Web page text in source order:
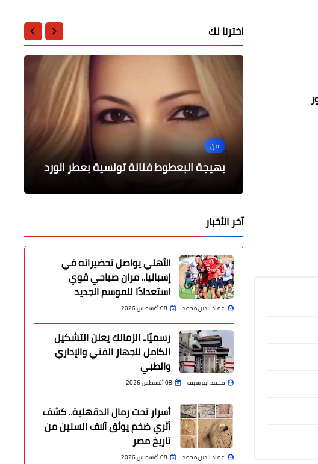
اخترنا لك
فن
بهيجة البعطوط فنانة تونسية بعطر الورد
الثقافة
عمود مزرا مابين رعب الأسطورة وإنفراد
البناء
أدب وشعر
بالفيديو قصيدة : عاهدت إليكِ يومًا بقلبي
المرأة والطفل
المهندسة بثينة أبو زيد تهنئ كل أم
مصرية بعيد الأم
تكنولوجيا
تكريم الدكتورة هاجر الجزار بالمؤتمر
الدولي لتحسين عمليات التحكيم التجاري
آخر الأخبار
الأهلي يواصل تحضيراته في
إسبانيا.. مران صباحي قوي
استعدادًا للموسم الجديد
عماد الدين محمد 08 أغسطس 2026
رسميًا.. الزمالك يعلن التشكيل
الكامل للجهاز الفني والإداري
والطبي
محمد ابو سيف 08 أغسطس 2026
أسرار تحت رمال الدقهلية.. كشف
أثري ضخم يوثق آلاف السنين من
تاريخ مصر
عماد الدين محمد 08 أغسطس 2026